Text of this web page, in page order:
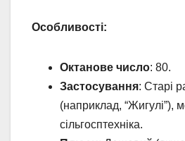
Особливості:
Октанове число: 80.
Застосування: Старі
(наприклад, “Жигулі”),
сільгосптехніка.